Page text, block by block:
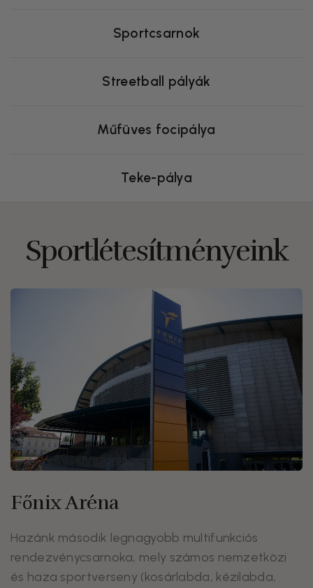
Sportcsarnok
Streetball pályák
Műfüves focipálya
Teke-pálya
Sportlétesítményeink
Főnix Aréna
Hazánk második legnagyobb multifunkciós
rendezvénycsarnoka, mely számos nemzetközi
és haza sportverseny (kosárlabda, kézilabda,